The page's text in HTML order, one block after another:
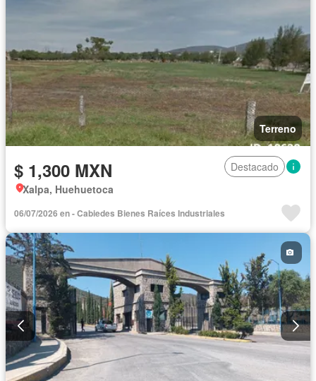
Terreno
$ 1,300 MXN
Destacado
Xalpa, Huehuetoca
06/07/2026 en - Cabiedes Bienes Raíces Industriales